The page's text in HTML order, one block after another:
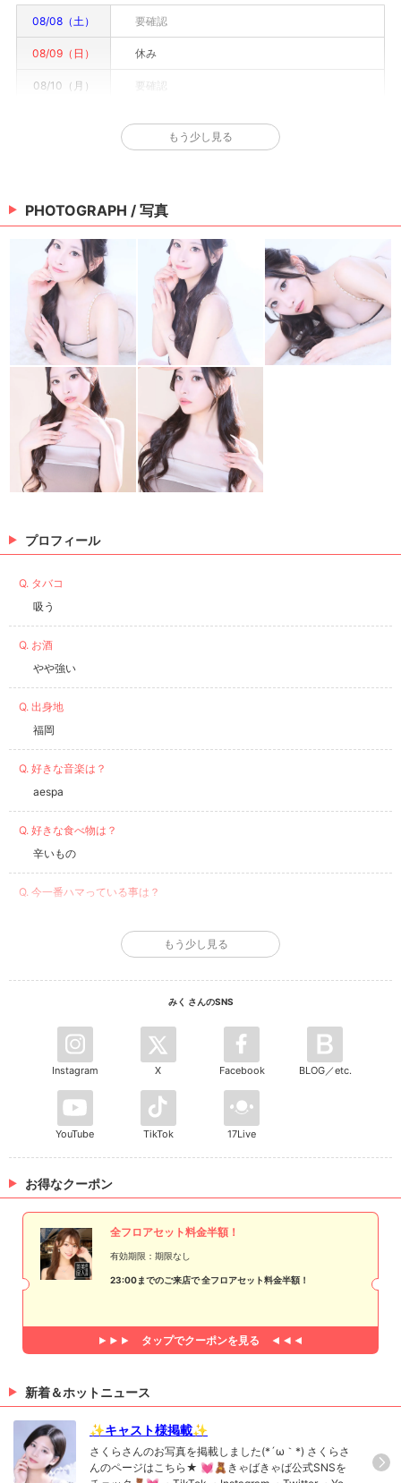
08/08（土） 要確認
08/09（日） 休み
08/10（月） 要確認
要確認
08/14（金） 要確認
※情報はあくまで予定でキャストまたは出勤情報は一部です。詳細はお店にお問い合わせく
ださい。
もう少し見る
PHOTOGRAPH / 写真
プロフィール
Q. タバコ
吸う
Q. お酒
やや強い
Q. 出身地
福岡
Q. 好きな音楽は？
aespa
Q. 好きな食べ物は？
辛いもの
Q. 今一番ハマっている事は？
もう少し見る
みく さんのSNS
Instagram X Facebook BLOG／etc.
YouTube TikTok 17Live
お得なクーポン
全フロアセット料金半額！
有効期限：期限なし
23:00までのご来店で 全フロアセット料金半額！
タップでクーポンを見る
新着＆ホットニュース
✨キャスト様掲載✨
さくらさんのお写真を掲載しました(*´ω｀*) さくらさ
んのページはこちら★ 💓🧸きゃばきゃば公式SNSを